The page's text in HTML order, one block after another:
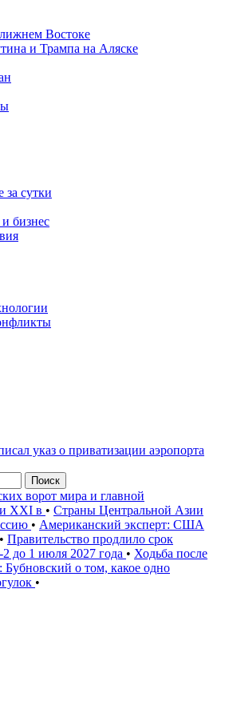
Востоке
и Трампа на Аляске
за сутки
бизнес
указ о приватизации аэропорта
Поиск
ворот мира и главной
XXI в • Страны Центральной Азии
• Американский эксперт: США
• Правительство продлило срок
до 1 июля 2027 года • Ходьба после
Бубновский о том, какое одно
•